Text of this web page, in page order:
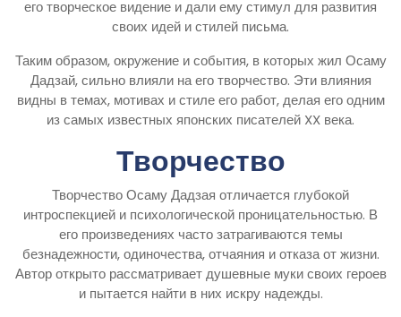
его творческое видение и дали ему стимул для развития
своих идей и стилей письма.
Таким образом, окружение и события, в которых жил Осаму
Дадзай, сильно влияли на его творчество. Эти влияния
видны в темах, мотивах и стиле его работ, делая его одним
из самых известных японских писателей XX века.
Творчество
Творчество Осаму Дадзая отличается глубокой
интроспекцией и психологической проницательностью. В
его произведениях часто затрагиваются темы
безнадежности, одиночества, отчаяния и отказа от жизни.
Автор открыто рассматривает душевные муки своих героев
и пытается найти в них искру надежды.